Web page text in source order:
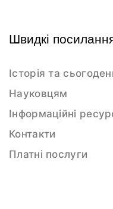
Швидкі
Історія та
Науковцям
Інформаційні
Контакти
Платні послуги